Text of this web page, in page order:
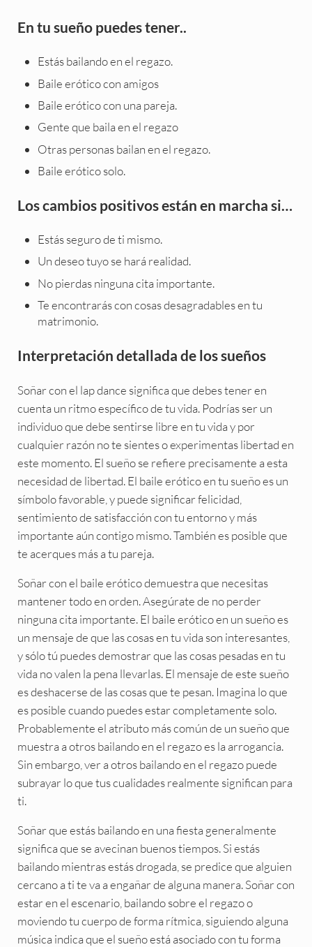
En tu sueño puedes tener..
Estás bailando en el regazo.
Baile erótico con amigos
Baile erótico con una pareja.
Gente que baila en el regazo
Otras personas bailan en el regazo.
Baile erótico solo.
Los cambios positivos están en marcha si…
Estás seguro de ti mismo.
Un deseo tuyo se hará realidad.
No pierdas ninguna cita importante.
Te encontrarás con cosas desagradables en tu
matrimonio.
Interpretación detallada de los sueños
Soñar con el lap dance significa que debes tener en
cuenta un ritmo específico de tu vida. Podrías ser un
individuo que debe sentirse libre en tu vida y por
cualquier razón no te sientes o experimentas libertad en
este momento. El sueño se refiere precisamente a esta
necesidad de libertad. El baile erótico en tu sueño es un
símbolo favorable, y puede significar felicidad,
sentimiento de satisfacción con tu entorno y más
importante aún contigo mismo. También es posible que
te acerques más a tu pareja.
Soñar con el baile erótico demuestra que necesitas
mantener todo en orden. Asegúrate de no perder
ninguna cita importante. El baile erótico en un sueño es
un mensaje de que las cosas en tu vida son interesantes,
y sólo tú puedes demostrar que las cosas pesadas en tu
vida no valen la pena llevarlas. El mensaje de este sueño
es deshacerse de las cosas que te pesan. Imagina lo que
es posible cuando puedes estar completamente solo.
Probablemente el atributo más común de un sueño que
muestra a otros bailando en el regazo es la arrogancia.
Sin embargo, ver a otros bailando en el regazo puede
subrayar lo que tus cualidades realmente significan para
ti.
Soñar que estás bailando en una fiesta generalmente
significa que se avecinan buenos tiempos. Si estás
bailando mientras estás drogada, se predice que alguien
cercano a ti te va a engañar de alguna manera. Soñar con
estar en el escenario, bailando sobre el regazo o
moviendo tu cuerpo de forma rítmica, siguiendo alguna
música indica que el sueño está asociado con tu forma